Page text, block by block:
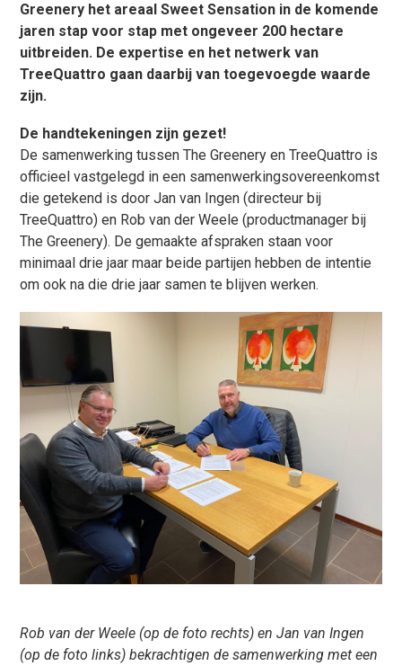
Greenery het areaal Sweet Sensation in de komende
jaren stap voor stap met ongeveer 200 hectare
uitbreiden. De expertise en het netwerk van
TreeQuattro gaan daarbij van toegevoegde waarde
zijn.
De handtekeningen zijn gezet!
De samenwerking tussen The Greenery en TreeQuattro is
officieel vastgelegd in een samenwerkingsovereenkomst
die getekend is door Jan van Ingen (directeur bij
TreeQuattro) en Rob van der Weele (productmanager bij
The Greenery). De gemaakte afspraken staan voor
minimaal drie jaar maar beide partijen hebben de intentie
om ook na die drie jaar samen te blijven werken.
Rob van der Weele (op de foto rechts) en Jan van Ingen
(op de foto links) bekrachtigen de samenwerking met een